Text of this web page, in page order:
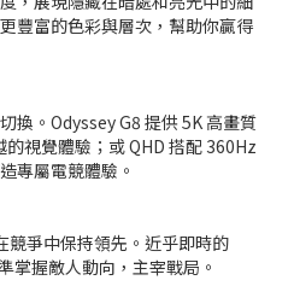
豐富的色彩與層次，幫助你贏得
換。Odyssey G8 提供 5K 高畫質
視覺體驗；或 QHD 搭配 360Hz
專屬電競體驗。
競爭中保持領先。近乎即時的
掌握敵人動向，主宰戰局。